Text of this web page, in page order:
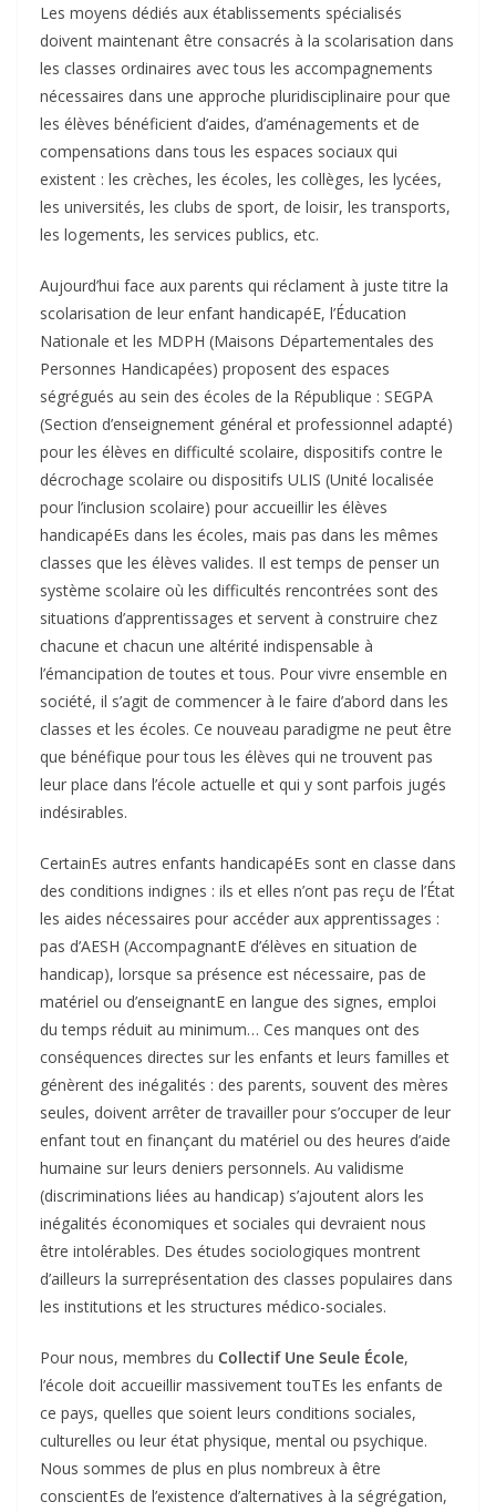
Les moyens dédiés aux établissements spécialisés
doivent maintenant être consacrés à la scolarisation dans
les classes ordinaires avec tous les accompagnements
nécessaires dans une approche pluridisciplinaire pour que
les élèves bénéficient d’aides, d’aménagements et de
compensations dans tous les espaces sociaux qui
existent : les crèches, les écoles, les collèges, les lycées,
les universités, les clubs de sport, de loisir, les transports,
les logements, les services publics, etc.
Aujourd’hui face aux parents qui réclament à juste titre la
scolarisation de leur enfant handicapéE, l’Éducation
Nationale et les MDPH (Maisons Départementales des
Personnes Handicapées) proposent des espaces
ségrégués au sein des écoles de la République : SEGPA
(Section d’enseignement général et professionnel adapté)
pour les élèves en difficulté scolaire, dispositifs contre le
décrochage scolaire ou dispositifs ULIS (Unité localisée
pour l’inclusion scolaire) pour accueillir les élèves
handicapéEs dans les écoles, mais pas dans les mêmes
classes que les élèves valides. Il est temps de penser un
système scolaire où les difficultés rencontrées sont des
situations d’apprentissages et servent à construire chez
chacune et chacun une altérité indispensable à
l’émancipation de toutes et tous. Pour vivre ensemble en
société, il s’agit de commencer à le faire d’abord dans les
classes et les écoles. Ce nouveau paradigme ne peut être
que bénéfique pour tous les élèves qui ne trouvent pas
leur place dans l’école actuelle et qui y sont parfois jugés
indésirables.
CertainEs autres enfants handicapéEs sont en classe dans
des conditions indignes : ils et elles n’ont pas reçu de l’État
les aides nécessaires pour accéder aux apprentissages :
pas d’AESH (AccompagnantE d’élèves en situation de
handicap), lorsque sa présence est nécessaire, pas de
matériel ou d’enseignantE en langue des signes, emploi
du temps réduit au minimum… Ces manques ont des
conséquences directes sur les enfants et leurs familles et
génèrent des inégalités : des parents, souvent des mères
seules, doivent arrêter de travailler pour s’occuper de leur
enfant tout en finançant du matériel ou des heures d’aide
humaine sur leurs deniers personnels. Au validisme
(discriminations liées au handicap) s’ajoutent alors les
inégalités économiques et sociales qui devraient nous
être intolérables. Des études sociologiques montrent
d’ailleurs la surreprésentation des classes populaires dans
les institutions et les structures médico-sociales.
Pour nous, membres du Collectif Une Seule École,
l’école doit accueillir massivement touTEs les enfants de
ce pays, quelles que soient leurs conditions sociales,
culturelles ou leur état physique, mental ou psychique.
Nous sommes de plus en plus nombreux à être
conscientEs de l’existence d’alternatives à la ségrégation,